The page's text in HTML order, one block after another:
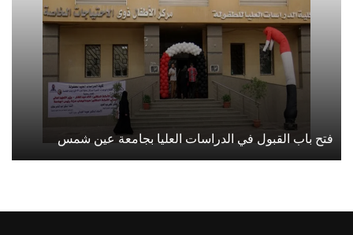
فتح باب القبول في الدراسات العليا بجامعة عين شمس